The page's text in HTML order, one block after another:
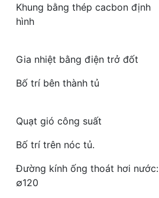
Khung bằng thép cacbon định
hình
Gia nhiệt bằng điện trở đốt
Bố trí bên thành tủ
Quạt gió công suất
Bố trí trên nóc tủ.
Đường kính ống thoát hơi nước:
∅120